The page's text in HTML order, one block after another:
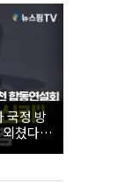
국정 방
쳤다 |
원 후